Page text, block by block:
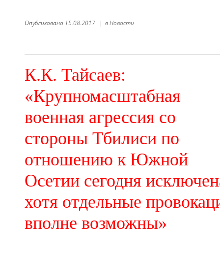
Опубликовано 15.08.2017 | вНовости
К.К. Тайсаев:
«Крупномасштабная
военная агрессия со
стороны Тбилиси по
отношению к Южной
Осетии сегодня
хотя отдельные
вполне возможны»